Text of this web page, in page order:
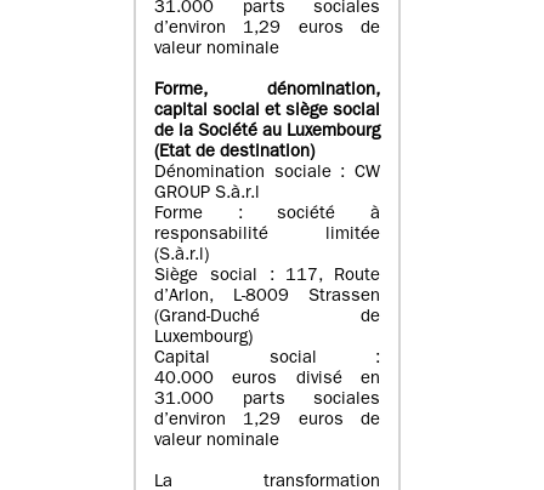
31.000 parts sociales
d’environ 1,29 euros de
valeur nominale
Forme, dénomination,
capital social et siège social
de la Société au Luxembourg
(Etat de destination)
Dénomination sociale : CW
GROUP S.à.r.l
Forme : société à
responsabilité limitée
(S.à.r.l)
Siège social : 117, Route
d’Arlon, L-8009 Strassen
(Grand-Duché de
Luxembourg)
Capital social :
40.000 euros divisé en
31.000 parts sociales
d’environ 1,29 euros de
valeur nominale
La transformation